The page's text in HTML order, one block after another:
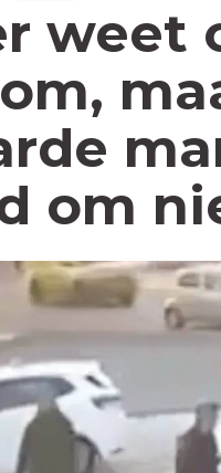
weet
om